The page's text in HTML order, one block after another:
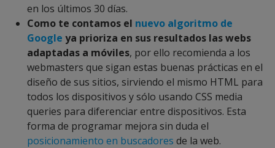
en los últimos 30 días.
Como te contamos el nuevo algoritmo de
Google ya prioriza en sus resultados las webs
adaptadas a móviles, por ello recomienda a los
webmasters que sigan estas buenas prácticas en el
diseño de sus sitios, sirviendo el mismo HTML para
todos los dispositivos y sólo usando CSS media
queries para diferenciar entre dispositivos. Esta
forma de programar mejora sin duda el
posicionamiento en buscadores de la web.